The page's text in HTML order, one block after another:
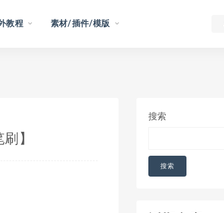
教程 素材/插件/模版
】
搜索
搜索